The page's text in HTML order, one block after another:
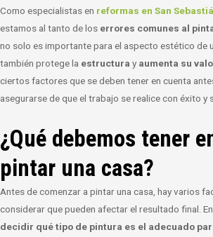
Como especialistas en reformas en San
estamos al tanto de los errores comunes al
no solo es importante para el aspecto estético de
también protege la estructura y aumenta su
ciertos factores que se deben tener en cuenta
asegurarse de que el trabajo se realice con éxito y
¿Qué debemos tener
pintar una casa?
Antes de comenzar a pintar una casa, hay varios
considerar que pueden afectar el resultado final.
decidir qué tipo de pintura es el adecuado